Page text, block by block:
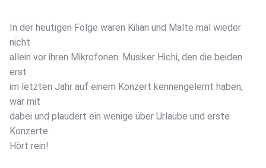
In der heutigen Folge waren Kilian und Malte mal wieder
nicht
allein vor ihren Mikrofonen. Musiker Hichi, den die beiden
erst
im letzten Jahr auf einem Konzert kennengelernt haben,
war mit
dabei und plaudert ein wenige über Urlaube und erste
Konzerte.
Hört rein!